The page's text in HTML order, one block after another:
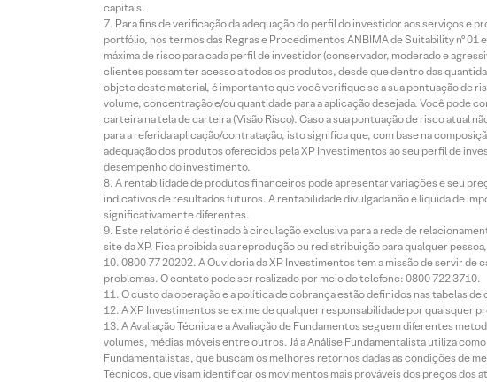
capitais.
Para fins de verificação da adequação do perfil do investidor aos serviços e
portfólio, nos termos das Regras e Procedimentos ANBIMA de Suitability nº
máxima de risco para cada perfil de investidor (conservador, moderado e
clientes possam ter acesso a todos os produtos, desde que dentro das
objeto deste material, é importante que você verifique se a sua pontuação de
volume, concentração e/ou quantidade para a aplicação desejada. Você pode
carteira na tela de carteira (Visão Risco). Caso a sua pontuação de risco atual
para a referida aplicação/contratação, isto significa que, com base na
adequação dos produtos oferecidos pela XP Investimentos ao seu perfil de
desempenho do investimento.
A rentabilidade de produtos financeiros pode apresentar variações e seu
indicativos de resultados futuros. A rentabilidade divulgada não é líquida de
significativamente diferentes.
Este relatório é destinado à circulação exclusiva para a rede de
site da XP. Fica proibida sua reprodução ou redistribuição para qualquer
0800 77 20202. A Ouvidoria da XP Investimentos tem a missão de servir
problemas. O contato pode ser realizado por meio do telefone: 0800 722 3710.
O custo da operação e a política de cobrança estão definidos nas tabelas
A XP Investimentos se exime de qualquer responsabilidade por
A Avaliação Técnica e a Avaliação de Fundamentos seguem diferentes
volumes, médias móveis entre outros. Já a Análise Fundamentalista utiliza
Fundamentalistas, que buscam os melhores retornos dadas as condições de
Técnicos, que visam identificar os movimentos mais prováveis dos preços dos